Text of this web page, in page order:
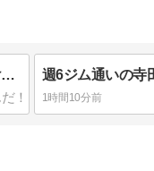
【東大調査】若い世代で「外国人受け入れ反対」大幅増
1時間10分前